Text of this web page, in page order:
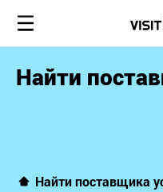
Найти
Найти поставщика